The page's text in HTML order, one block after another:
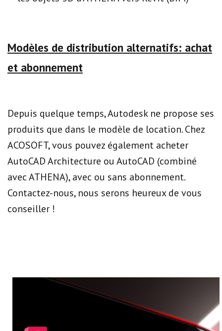
Modèles de distribution alternatifs: achat
et abonnement
Depuis quelque temps, Autodesk ne propose ses
produits que dans le modèle de location. Chez
ACOSOFT, vous pouvez également acheter
AutoCAD Architecture ou AutoCAD (combiné
avec ATHENA), avec ou sans abonnement.
Contactez-nous, nous serons heureux de vous
conseiller !